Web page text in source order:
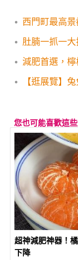
西門町最高
肚腩一抓一
減肥首選，
【逛展覽】
您也可能喜歡這
超神減肥神器！
下降